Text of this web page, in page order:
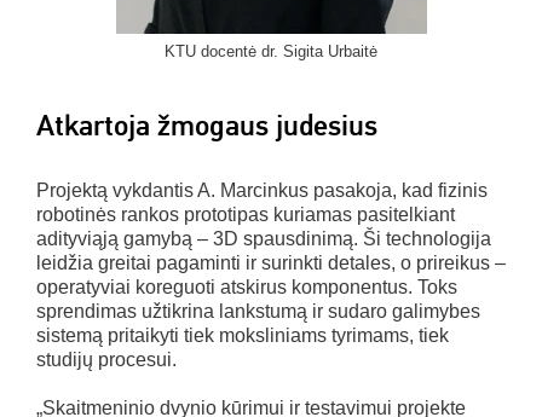
KTU docentė dr. Sigita Urbaitė
Atkartoja žmogaus judesius
Projektą vykdantis A. Marcinkus pasakoja, kad fizinis
robotinės rankos prototipas kuriamas pasitelkiant
adityviąją gamybą – 3D spausdinimą. Ši technologija
leidžia greitai pagaminti ir surinkti detales, o prireikus –
operatyviai koreguoti atskirus komponentus. Toks
sprendimas užtikrina lankstumą ir sudaro galimybes
sistemą pritaikyti tiek moksliniams tyrimams, tiek
studijų procesui.
„Skaitmeninio dvynio kūrimui ir testavimui projekte